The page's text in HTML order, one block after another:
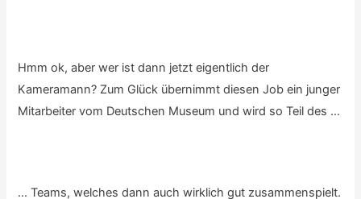
Hmm ok, aber wer ist dann jetzt eigentlich der
Kameramann? Zum Glück übernimmt diesen Job ein junger
Mitarbeiter vom Deutschen Museum und wird so Teil des …
… Teams, welches dann auch wirklich gut zusammenspielt.